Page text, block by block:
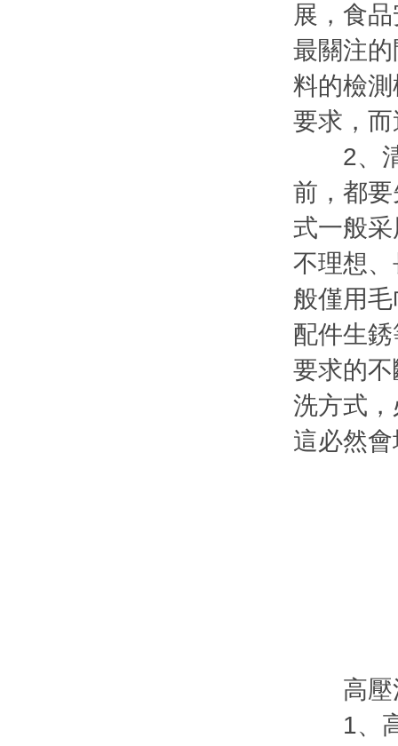
展，食
最關注
料的檢
要求，
2、清
前，都
式一般
不理想
般僅用
配件生
要求的
洗方式
這必然
高壓
1、高